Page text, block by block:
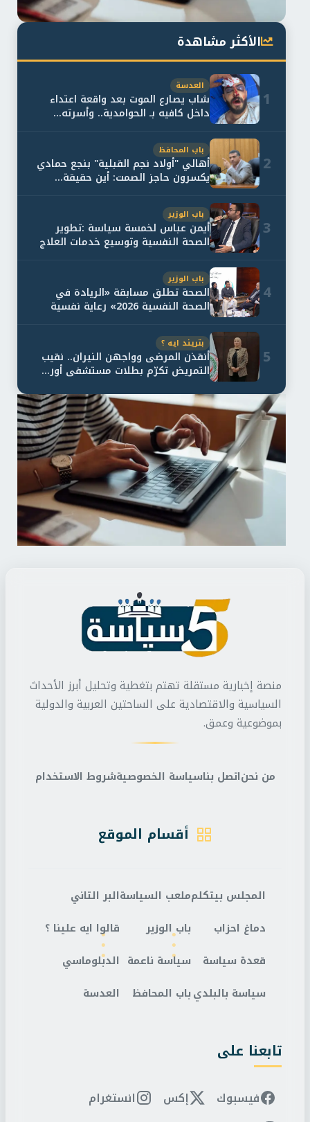
الأكثر مشاهدة
1
العدسة
شاب يصارع الموت بعد واقعة اعتداء
داخل كافيه بـ الحوامدية.. وأسرته...
2
باب المحافظ
أهالي "أولاد نجم القبلية" بنجع حمادي
يكسرون حاجز الصمت: أين حقيقة...
3
باب الوزير
أيمن عباس لخمسة سياسة :تطوير
الصحة النفسية وتوسيع خدمات العلاج
4
باب الوزير
الصحة تطلق مسابقة «الريادة في
الصحة النفسية 2026» رعاية نفسية
5
بتريند ايه ؟
أنقذن المرضى وواجهن النيران.. نقيب
التمريض تكرّم بطلات مستشفى أور...
منصة إخبارية مستقلة تهتم بتغطية وتحليل أبرز الأحداث
السياسية والاقتصادية على الساحتين العربية والدولية
بموضوعية وعمق.
من نحناتصل بناسياسة الخصوصيةشروط الاستخدام
أقسام الموقع
المجلس بيتكلم
دماغ احزاب
قعدة سياسة
سياسة بالبلدي
ملعب السياسة
باب الوزير
سياسة ناعمة
باب المحافظ
البر التاني
قالوا ايه علينا ؟
الدبلوماسي
العدسة
تابعنا على
فيسبوك إكس
انستغرام